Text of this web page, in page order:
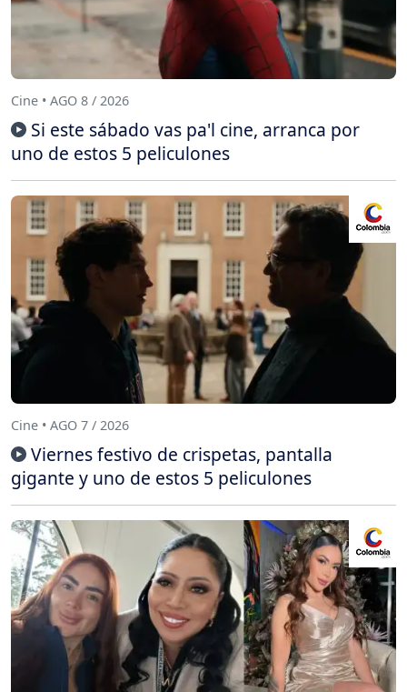
Cine • AGO 8 / 2026
Si este sábado vas pa'l cine, arranca por
uno de estos 5 peliculones
Cine • AGO 7 / 2026
Viernes festivo de crispetas, pantalla
gigante y uno de estos 5 peliculones